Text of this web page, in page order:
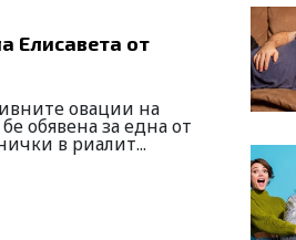
Елисавета от
овации на
обявена за една от
в риалит...